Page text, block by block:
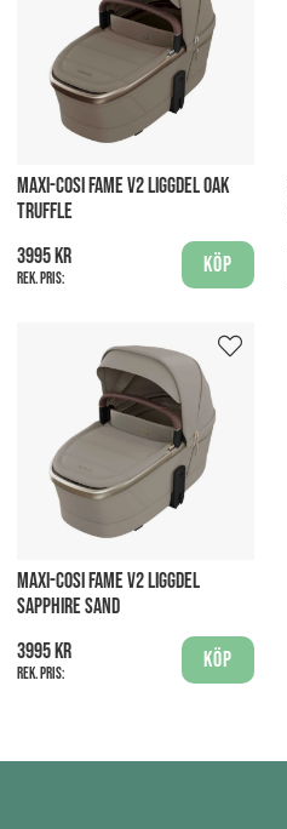
MAXI-COSI FAME V2 LIGGDEL OAK
TRUFFLE
3995 kr
Rek. pris:
Köp
MAXI-COSI FAME V2 LIGGDEL
SAPPHIRE SAND
3995 kr
Rek. pris:
Köp